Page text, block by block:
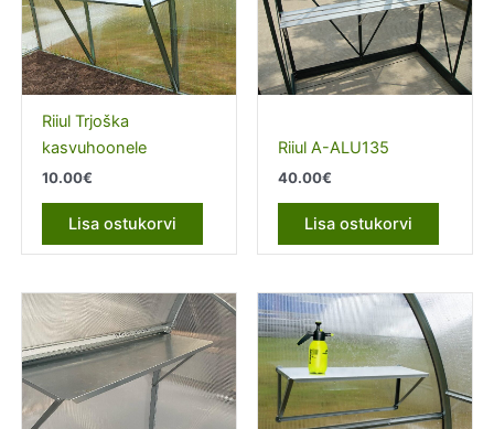
Riiul Trjoška
kasvuhoonele
10.00€
Lisa ostukorvi
Riiul A-ALU135
40.00€
Lisa ostukorvi